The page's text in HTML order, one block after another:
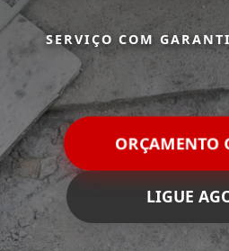
SERVIÇO COM
ORÇAMENTO
LIGUE